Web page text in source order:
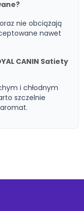
nie obciążają
nawet
CANIN Satiety
i chłodnym
szczelnie